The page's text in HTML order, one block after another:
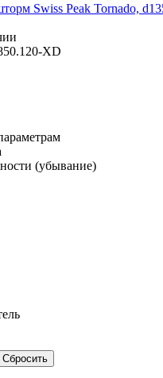
Swiss Peak Tornado,
XD
(убывание)
Сбросить